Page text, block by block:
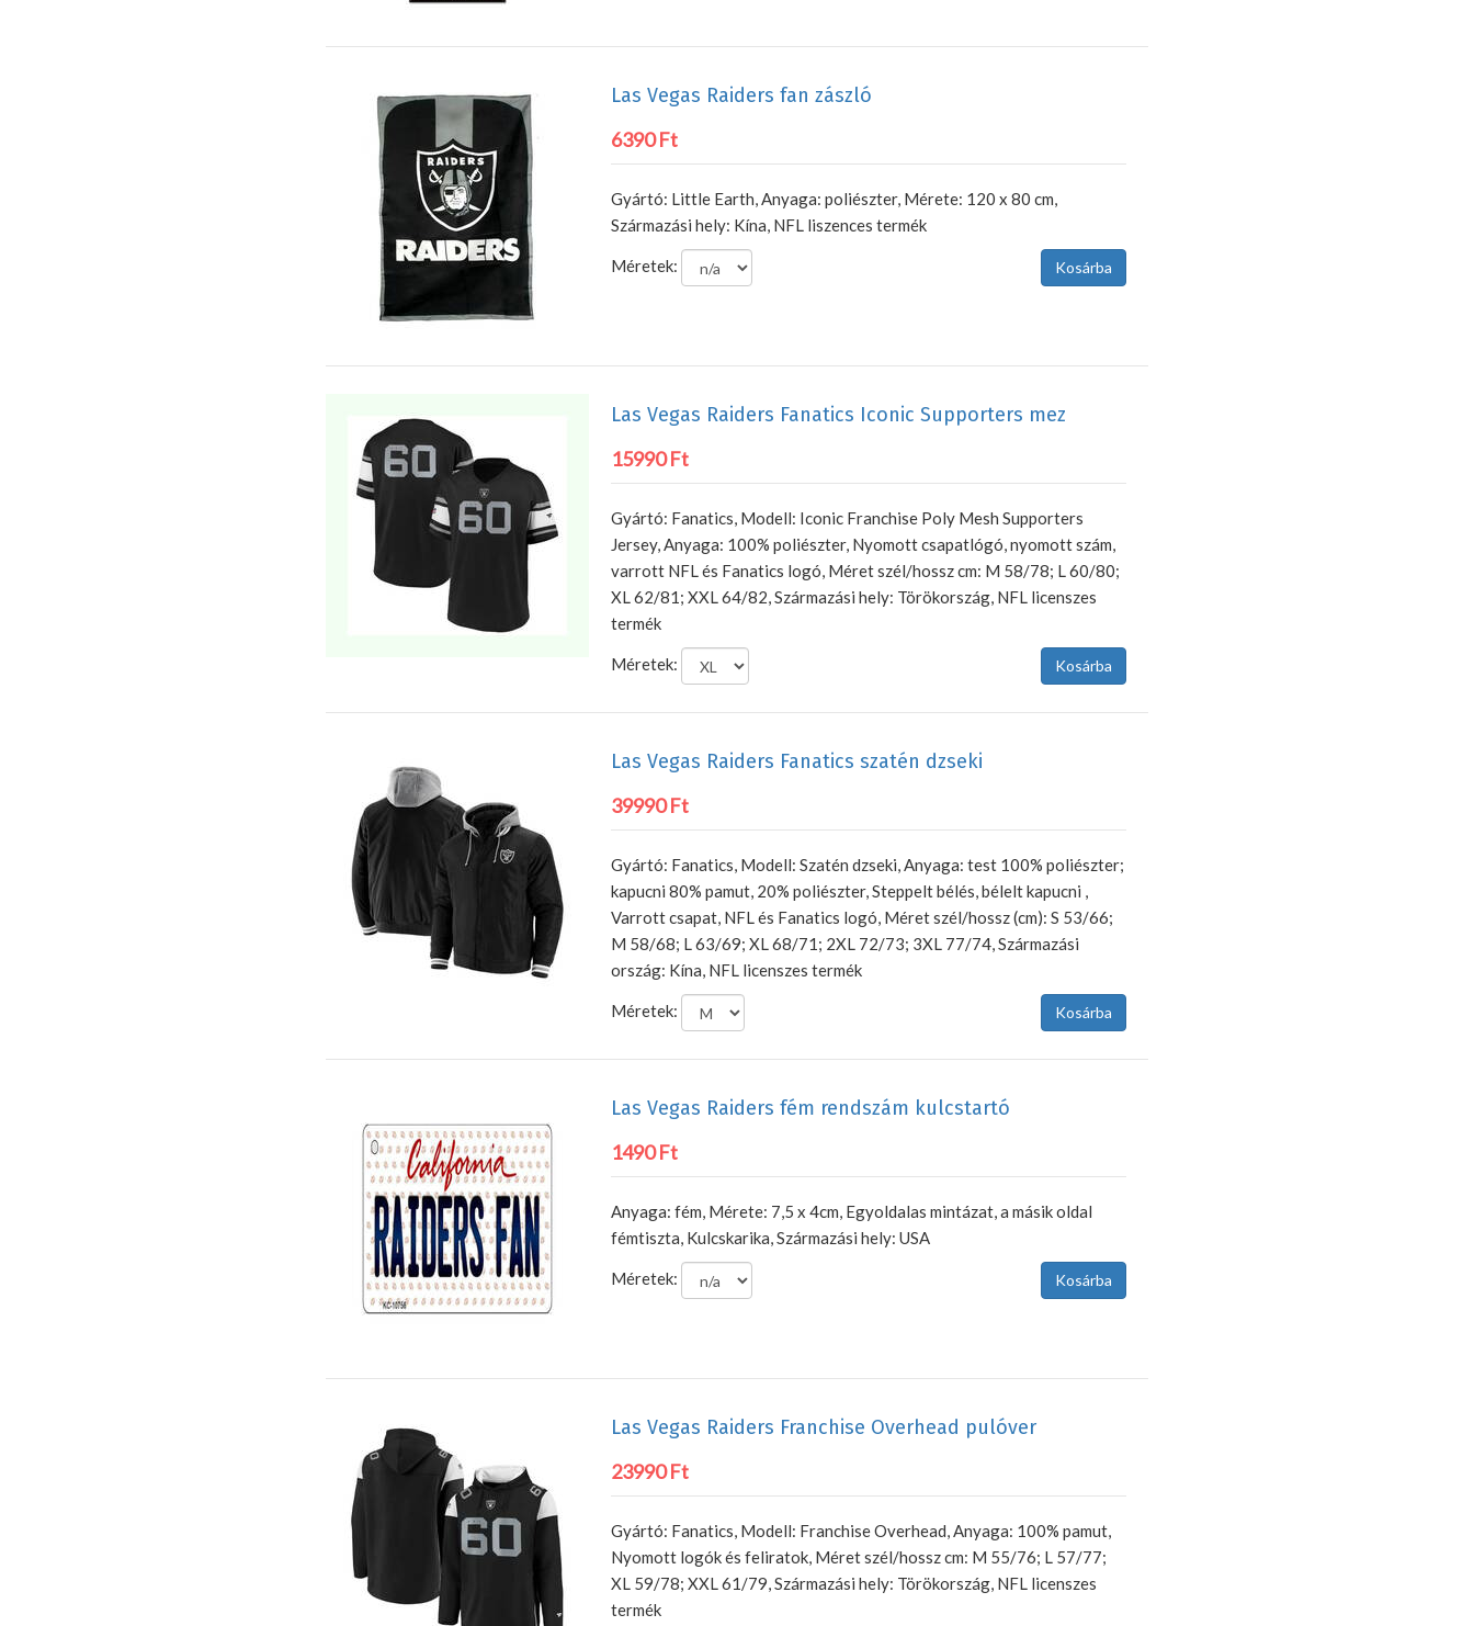
Las Vegas Raiders fan zászló
6390 Ft
Gyártó: Little Earth, Anyaga: poliészter, Mérete: 120 x 80 cm,
Származási hely: Kína, NFL liszences termék
Méretek:
Las Vegas Raiders Fanatics Iconic Supporters mez
15990 Ft
Gyártó: Fanatics, Modell: Iconic Franchise Poly Mesh Supporters
Jersey, Anyaga: 100% poliészter, Nyomott csapatlógó, nyomott szám,
varrott NFL és Fanatics logó, Méret szél/hossz cm: M 58/78; L 60/80;
XL 62/81; XXL 64/82, Származási hely: Törökország, NFL licenszes
termék
Méretek:
Las Vegas Raiders Fanatics szatén dzseki
39990 Ft
Gyártó: Fanatics, Modell: Szatén dzseki, Anyaga: test 100% poliészter;
kapucni 80% pamut, 20% poliészter, Steppelt bélés, bélelt kapucni ,
Varrott csapat, NFL és Fanatics logó, Méret szél/hossz (cm): S 53/66;
M 58/68; L 63/69; XL 68/71; 2XL 72/73; 3XL 77/74, Származási
ország: Kína, NFL licenszes termék
Méretek:
Las Vegas Raiders fém rendszám kulcstartó
1490 Ft
Anyaga: fém, Mérete: 7,5 x 4cm, Egyoldalas mintázat, a másik oldal
fémtiszta, Kulcskarika, Származási hely: USA
Méretek:
Las Vegas Raiders Franchise Overhead pulóver
23990 Ft
Gyártó: Fanatics, Modell: Franchise Overhead, Anyaga: 100% pamut,
Nyomott logók és feliratok, Méret szél/hossz cm: M 55/76; L 57/77;
XL 59/78; XXL 61/79, Származási hely: Törökország, NFL licenszes
termék